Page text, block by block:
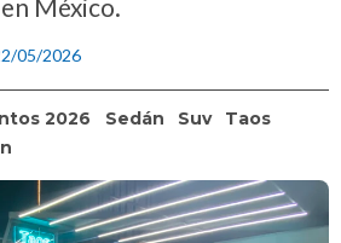
México.
05/2026
2026 Sedán Suv
Taos